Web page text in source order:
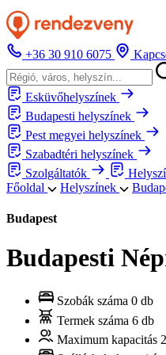
+36 30 910 6075
Esküvőhelyszínek
Budapesti helyszínek
Pest megyei helyszínek
Szabadtéri helyszínek
Szolgáltatók
Főoldal
Helyszínek
Budapest
Budapesti
Szobák száma 0 db
Termek száma 6 db
Maximum kapacitás